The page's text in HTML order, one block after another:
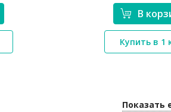
*}
В
Купить в 1
Показать